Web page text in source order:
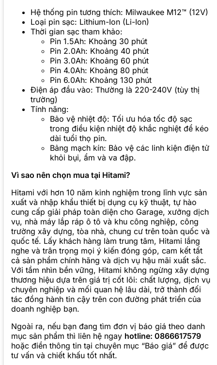
Hệ thống pin tương thích: Milwaukee M12™ (12V)
Loại pin sạc: Lithium-Ion (Li-Ion)
Thời gian sạc tham khảo:
Pin 1.5Ah: Khoảng 30 phút
Pin 2.0Ah: Khoảng 40 phút
Pin 3.0Ah: Khoảng 60 phút
Pin 4.0Ah: Khoảng 80 phút
Pin 6.0Ah: Khoảng 130 phút
Điện áp đầu vào: Thường là 220-240V (tùy thị
trường)
Tính năng:
Bảo vệ nhiệt độ: Tối ưu hóa tốc độ sạc
trong điều kiện nhiệt độ khắc nghiệt để kéo
dài tuổi thọ pin.
Bảng mạch kín: Bảo vệ các linh kiện điện tử
khỏi bụi, ẩm và va đập.
Vì sao nên chọn mua tại Hitami?
Hitami với hơn 10 năm kinh nghiệm trong lĩnh vực sản
xuất và nhập khẩu thiết bị dụng cụ kỹ thuật, tự hào
cung cấp giải pháp toàn diện cho Garage, xưởng dịch
vụ, nhà máy lắp ráp ô tô và khu công nghiệp, công
trường xây dựng, tòa nhà, chung cư trên toàn quốc và
quốc tế. Lấy khách hàng làm trung tâm, Hitami lắng
nghe và trân trọng mọi ý kiến đóng góp, cam kết tất
cả sản phẩm chính hãng và dịch vụ hậu mãi xuất sắc.
Với tầm nhìn bền vững, Hitami không ngừng xây dựng
thương hiệu dựa trên giá trị cốt lõi: chất lượng, dịch vụ
chuyên nghiệp và mối quan hệ lâu dài, trở thành đối
tác đồng hành tin cậy trên con đường phát triển của
doanh nghiệp bạn.
Ngoài ra, nếu bạn đang tìm đơn vị báo giá theo danh
mục sản phẩm thì liên hệ ngay hotline: 0866617579
hoặc điền thông tin tại chuyên mục “Báo giá” để được
tư vấn và chiết khấu tốt nhất.